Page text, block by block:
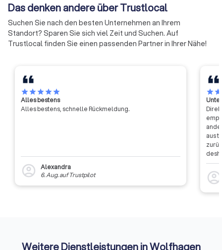
Das denken andere über Trustlocal
Suchen Sie nach den besten Unternehmen an Ihrem
Standort? Sparen Sie sich viel Zeit und Suchen. Auf
Trustlocal finden Sie einen passenden Partner in Ihrer Nähe!
starstarstarstarstar
Alles bestens
Alles bestens, schnelle Rückmeldung.
account_circle
Alexandra
6. Aug.auf Trustpilot
starstar
aus
dass
account_circle
Weitere Dienstleistungen in Wolfhagen